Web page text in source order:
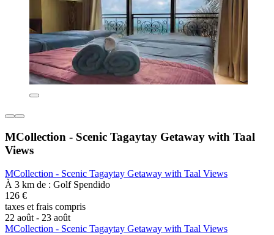
MCollection - Scenic Tagaytay Getaway with Taal
Views
MCollection - Scenic Tagaytay Getaway with Taal Views
À 3 km de : Golf Spendido
126 €
taxes et frais compris
22 août - 23 août
MCollection - Scenic Tagaytay Getaway with Taal Views